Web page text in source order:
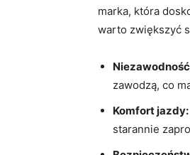
marka, która
warto zwiększyć
zawodzą, co
Komfort jazdy:
starannie